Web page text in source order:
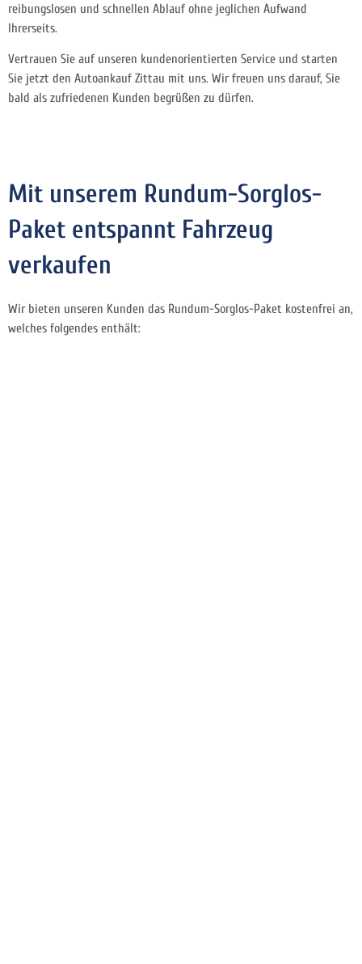
reibungslosen und schnellen Ablauf ohne jeglichen Aufwand
Ihrerseits.
Vertrauen Sie auf unseren kundenorientierten Service und starten
Sie jetzt den Autoankauf Zittau mit uns. Wir freuen uns darauf, Sie
bald als zufriedenen Kunden begrüßen zu dürfen.
Mit unserem Rundum-Sorglos-
Paket entspannt Fahrzeug
verkaufen
Wir bieten unseren Kunden das Rundum-Sorglos-Paket kostenfrei an,
welches folgendes enthält: